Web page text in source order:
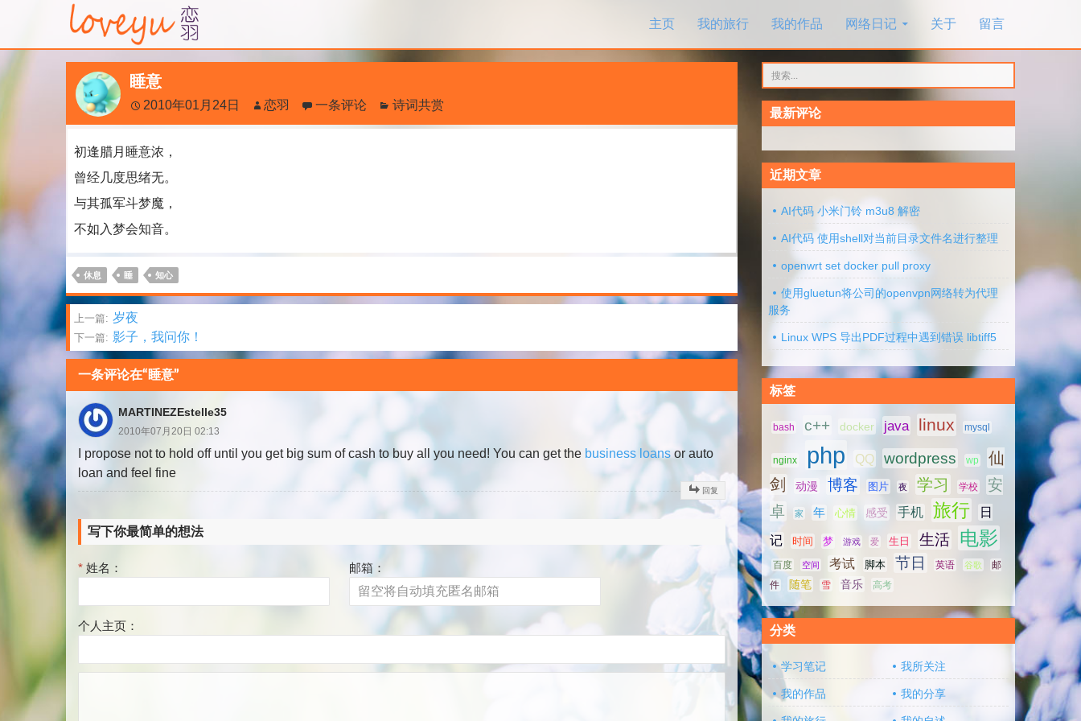
主页
我的旅行 我的作品 网络日记 关于 留言
睡意
2010年01月24日 恋羽 一条评论 诗词共赏
初逢腊月睡意浓，
曾经几度思绪无。
与其孤军斗梦魔，
不如入梦会知音。
休息 睡 知心
文
章
分
页
上一篇: 岁夜
下一篇: 影子，我问你！
一条评论在“睡意”
MARTINEZEstelle35
2010年07月20日 02:13
I propose not to hold off until you get big sum of cash to buy all you need! You can get the business loans or auto
loan and feel fine
回复
写下你最简单的想法
* 姓名： 邮箱：
个人主页：
索：
最新评论
近期文章
AI代码 小米门铃 m3u8 解密
AI代码 使用shell对当前目录文件名进行整理
openwrt set docker pull proxy
使用gluetun将公司的openvpn网络转为代理
服务
Linux WPS 导出PDF过程中遇到错误 libtiff5
标签
bash c++ docker java linux mysql
nginx php QQ wordpress wp
仙
剑
动漫 博客 图片 夜 学习 学校
安
卓
家 年 心情 感受 手机 旅行 日
记 时间 梦 游戏 爱 生日 生活 电影
百度 空间 考试 脚本 节日 英语 谷歌 邮
件 随笔 雪 音乐 高考
分类
学习笔记 我所关注
我的作品 我的分享